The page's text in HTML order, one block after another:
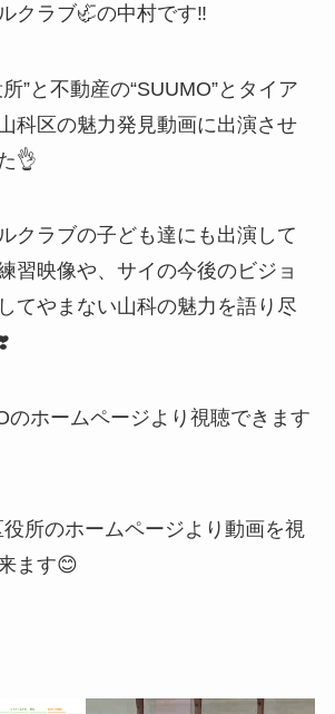
クラブ🦏の中村です‼️
”と不動産の“SUUMO”とタイア
科区の魅力発見動画に出演させ
👌
クラブの子ども達にも出演して
習映像や、サイの今後のビジョ
てやまない山科の魅力を語り尽
のホームページより視聴できます
所のホームページより動画を視
ます😊